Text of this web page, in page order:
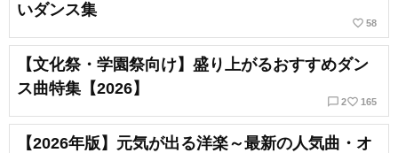
いダンス集
favorite_border 58
【文化祭・学園祭向け】盛り上がるおすすめダン
ス曲特集【2026】
chat_bubble_outline 2favorite_border 165
【2026年版】元気が出る洋楽～最新の人気曲・オ